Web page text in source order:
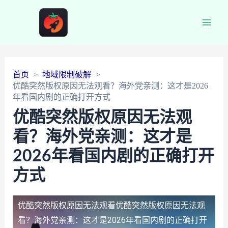
首页
地域限制破解
优酷突然版权原因无法观看？海外党亲测：这才是2026
年看国内剧的正确打开方式
优酷突然版权原因无法观
看？海外党亲测：这才是
2026年看国内剧的正确打开
方式
优酷突然版权原因无法观看优酷突然版权原因无法观
看？海外党亲测：这才是2026年看国内剧的正确打开